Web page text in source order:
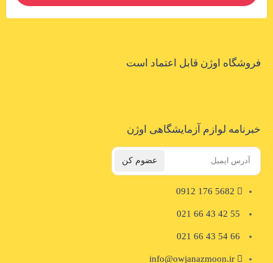
فروشگاه اوژن قابل اعتماد است
خبرنامه لوازم آزمایشگاهی اوژن
عضوم کن
5682 176 0912
55 42 43 66 021
66 54 43 66 021
info@owjanazmoon.ir